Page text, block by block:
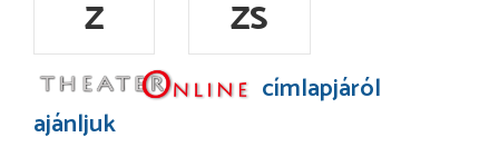
Z
ZS
címlapjáról
ajánljuk